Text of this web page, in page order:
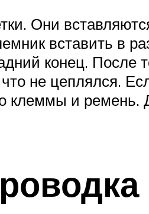
Они
вставить в
конец. После
не цеплялся.
клеммы и